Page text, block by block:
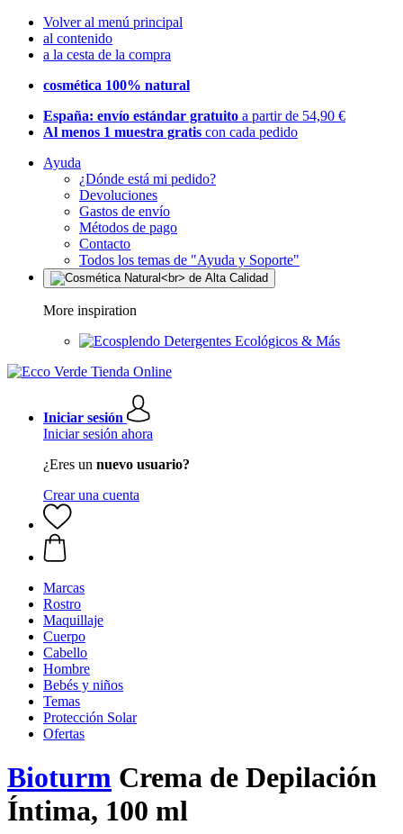
Volver al menú principal
al contenido
a la cesta de la compra
cosmética 100% natural
España: envío estándar gratuito a partir de 54,90 €
Al menos 1 muestra gratis con cada pedido
Ayuda
¿Dónde está mi pedido?
Devoluciones
Gastos de envío
Métodos de pago
Contacto
Todos los temas de "Ayuda y Soporte"
More inspiration
Detergentes Ecológicos & Más
Iniciar sesión
Iniciar sesión ahora
¿Eres un nuevo usuario?
Crear una cuenta
Marcas
Rostro
Maquillaje
Cuerpo
Cabello
Hombre
Bebés y niños
Temas
Protección Solar
Ofertas
Bioturm Crema de Depilación
Íntima, 100 ml